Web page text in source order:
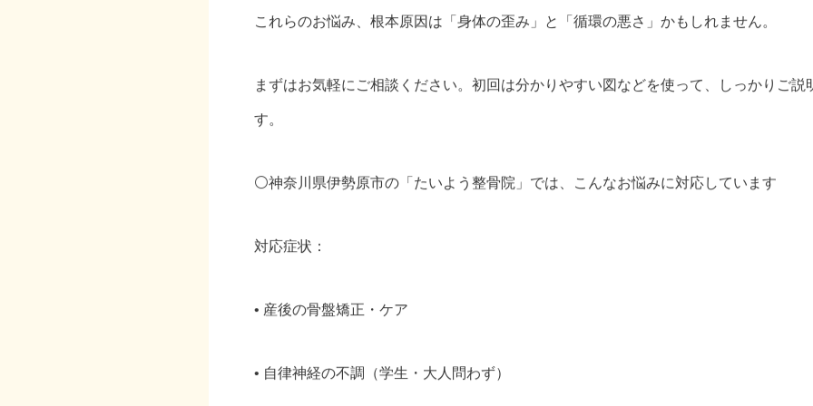
これらのお悩み、根本原因は「身体の歪み」と「循環の悪さ」かもしれません。
まずはお気軽にご相談ください。初回は分かりやすい図などを使って、しっかりご説
す。
⚪️神奈川県伊勢原市の「たいよう整骨院」では、こんなお悩みに対応しています
対応症状：
• 産後の骨盤矯正・ケア
• 自律神経の不調（学生・大人問わず）